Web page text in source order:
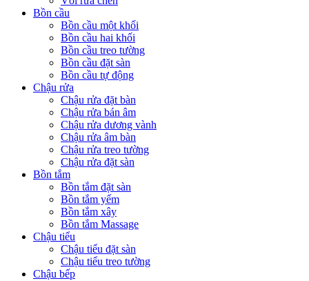
Bồn cầu
Bồn cầu một khối
Bồn cầu hai khối
Bồn cầu treo tường
Bồn cầu đặt sàn
Bồn cầu tự động
Chậu rửa
Chậu rửa đặt bàn
Chậu rửa bán âm
Chậu rửa dương vành
Chậu rửa âm bàn
Chậu rửa treo tường
Chậu rửa đặt sàn
Bồn tắm
Bồn tắm đặt sàn
Bồn tắm yếm
Bồn tắm xây
Bồn tắm Massage
Chậu tiểu
Chậu tiểu đặt sàn
Chậu tiểu treo tường
Chậu bếp